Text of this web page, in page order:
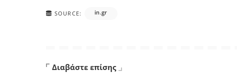
SOURCE: in.gr
Διαβάστε επίσης